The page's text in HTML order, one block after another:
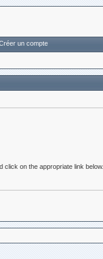
un compte
on the appropriate link below.